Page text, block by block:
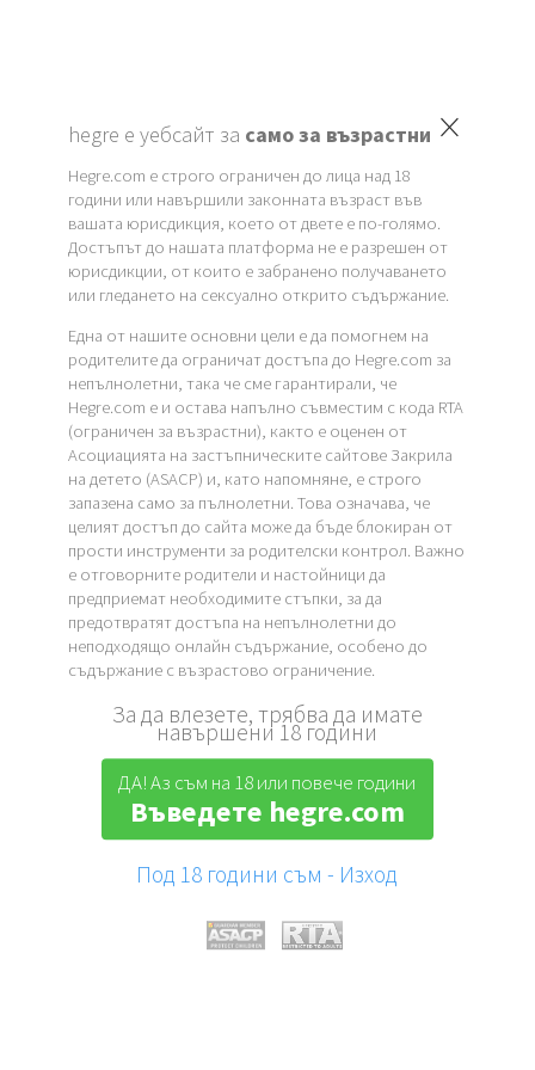
×
hegre е уебсайт за само за възрастни
Hegre.com е строго ограничен до лица над 18
години или навършили законната възраст във
вашата юрисдикция, което от двете е по-голямо.
Достъпът до нашата платформа не е разрешен от
юрисдикции, от които е забранено получаването
или гледането на сексуално открито съдържание.
Една от нашите основни цели е да помогнем на
родителите да ограничат достъпа до Hegre.com за
непълнолетни, така че сме гарантирали, че
Hegre.com е и остава напълно съвместим с кода RTA
(ограничен за възрастни), както е оценен от
Асоциацията на застъпническите сайтове Закрила
на детето (ASACP) и, като напомняне, е строго
запазена само за пълнолетни. Това означава, че
целият достъп до сайта може да бъде блокиран от
прости инструменти за родителски контрол. Важно
е отговорните родители и настойници да
предприемат необходимите стъпки, за да
предотвратят достъпа на непълнолетни до
неподходящо онлайн съдържание, особено до
съдържание с възрастово ограничение.
За да влезете, трябва да имате
навършени 18 години
ДА! Аз съм на 18 или повече години
Въведете hegre.com
Под 18 години съм - Изход